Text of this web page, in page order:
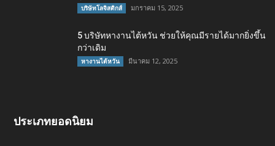
บริษัทโลจิสติกส์ มกราคม 15, 2025
5 บริษัทหางานไต้หวัน ช่วยให้คุณมีรายได้มากยิ่งขึ้น
กว่าเดิม
หางานไต้หวัน มีนาคม 12, 2025
ประเภทยอดนิยม